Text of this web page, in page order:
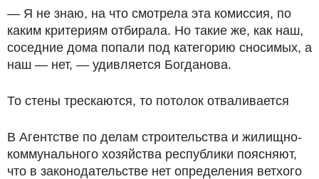
— Я не знаю, на что смотрела эта комиссия, по
каким критериям отбирала. Но такие же, как наш,
соседние дома попали под категорию сносимых, а
наш — нет, — удивляется Богданова.
То стены трескаются, то потолок отваливается
В Агентстве по делам строительства и жилищно-
коммунального хозяйства республики поясняют,
что в законодательстве нет определения ветхого